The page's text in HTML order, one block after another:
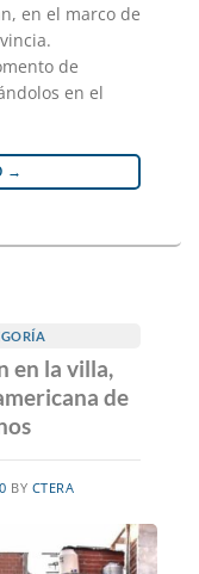
en el marco de
de
en el
→
en la villa,
de
BY CTERA